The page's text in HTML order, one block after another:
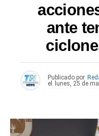
ante
Publicado por
el
lunes, 25 de